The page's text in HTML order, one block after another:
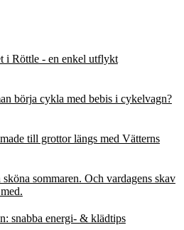
i Röttle - en enkel utflykt
börja cykla med bebis i cykelvagn?
till grottor längs med Vätterns
sommaren. Och vardagens skav
snabba energi- & klädtips